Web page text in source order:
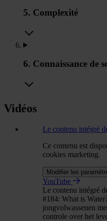
5. Complexité
6. Connaissance de
Vidéos
Le contenu intégré
Ce contenu est
cookies marketing.
Modifier les
YouTube
Le contenu intégré
#184: What is
jongvolwassenen
controle over het